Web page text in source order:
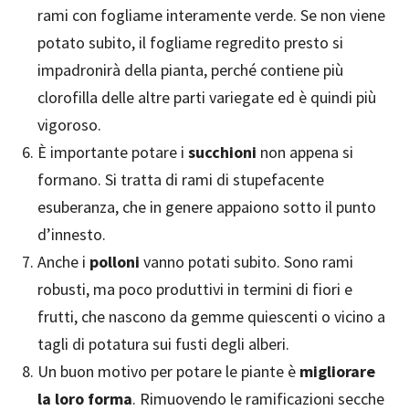
rami con fogliame interamente verde. Se non viene
potato subito, il fogliame regredito presto si
impadronirà della pianta, perché contiene più
clorofilla delle altre parti variegate ed è quindi più
vigoroso.
È importante potare i succhioni non appena si
formano. Si tratta di rami di stupefacente
esuberanza, che in genere appaiono sotto il punto
d’innesto.
Anche i polloni vanno potati subito. Sono rami
robusti, ma poco produttivi in termini di fiori e
frutti, che nascono da gemme quiescenti o vicino a
tagli di potatura sui fusti degli alberi.
Un buon motivo per potare le piante è migliorare
la loro forma. Rimuovendo le ramificazioni secche